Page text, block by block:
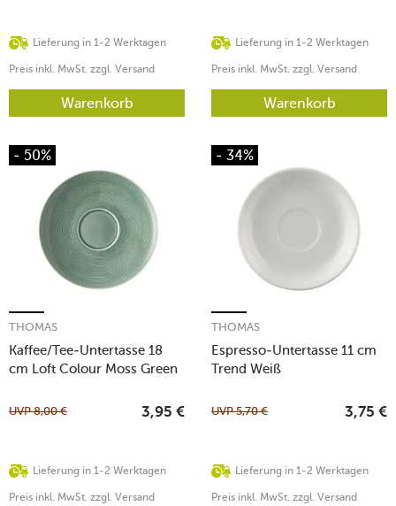
Lieferung in 1-2 Werktagen
Preis inkl. MwSt. zzgl. Versand
Warenkorb
Lieferung in 1-2 Werktagen
Preis inkl. MwSt. zzgl. Versand
Warenkorb
- 50%
Kaffee/Tee-Untertasse 18
cm Loft Colour Moss Green
THOMAS
Lieferung in 1-2 Werktagen
UVP8,00 € 3,95 €
Preis inkl. MwSt. zzgl. Versand
- 34%
Espresso-Untertasse 11 cm
Trend Weiß
THOMAS
Lieferung in 1-2 Werktagen
UVP5,70 € 3,75 €
Preis inkl. MwSt. zzgl. Versand